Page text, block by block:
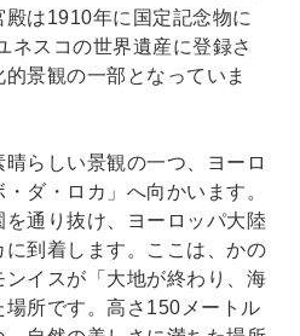
は1910年に国定記念物に
ネスコの世界遺産に登録さ
景観の一部となっていま
らしい景観の一つ、ヨーロ
ダ・ロカ」へ向かいます。
通り抜け、ヨーロッパ大陸
到着します。ここは、かの
イスが「大地が終わり、海
所です。高さ150メートル